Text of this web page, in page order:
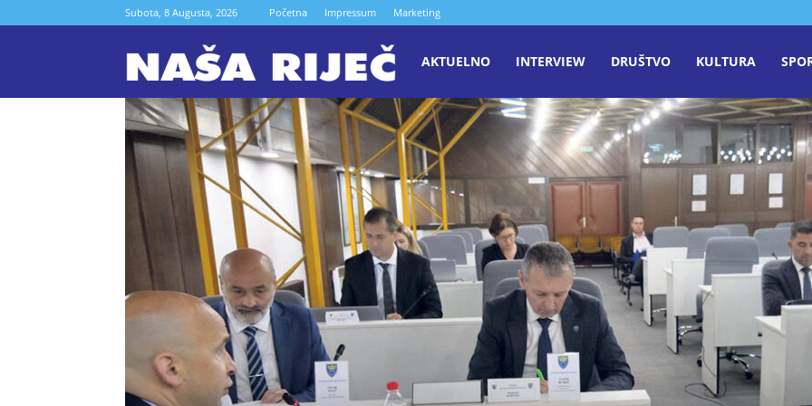
Subota, 8 Augusta, 2026 Početna Impressum Marketing
Naša
riječ
Zenica
AKTUELNO INTERVIEW DRUŠTVO KULTURA